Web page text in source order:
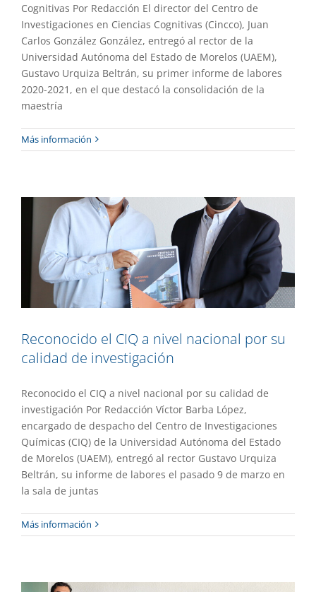
Cognitivas Por Redacción El director del Centro de
Investigaciones en Ciencias Cognitivas (Cincco), Juan
Carlos González González, entregó al rector de la
Universidad Autónoma del Estado de Morelos (UAEM),
Gustavo Urquiza Beltrán, su primer informe de labores
2020-2021, en el que destacó la consolidación de la
maestría
Más información
Reconocido el CIQ a nivel nacional por
Reconocido el CIQ a nivel nacional por su
calidad de investigación
Reconocido el CIQ a nivel nacional por su calidad de
investigación Por Redacción Víctor Barba López,
encargado de despacho del Centro de Investigaciones
Químicas (CIQ) de la Universidad Autónoma del Estado
de Morelos (UAEM), entregó al rector Gustavo Urquiza
Beltrán, su informe de labores el pasado 9 de marzo en
la sala de juntas
Más información
Rinde informe de actividades directora